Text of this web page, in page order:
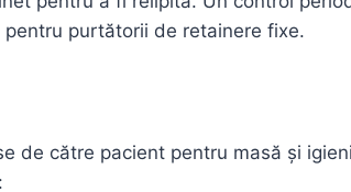
pentru purtătorii de retainere fixe.
de către pacient pentru masă și